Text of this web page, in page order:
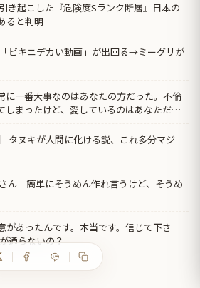
き起こした『危険度Sランク断層』日本の
ると判明
「ビキニデカい動画」が出回る→ミーグリが
に一番大事なのはあなたの方だった。不倫
しまったけど、愛しているのはあなただ
タヌキが人間に化ける説、これ多分マジ
ん「簡単にそうめん作れ言うけど、そうめ
があったんです。本当です。信じて下さ
通らないの？